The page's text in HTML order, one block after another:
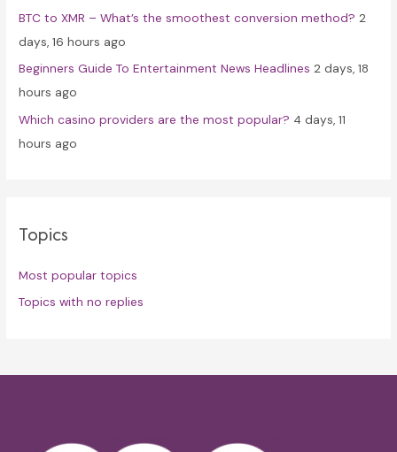
BTC to XMR – What’s the smoothest conversion method? 2
days, 16 hours ago
Beginners Guide To Entertainment News Headlines 2 days, 18
hours ago
Which casino providers are the most popular? 4 days, 11
hours ago
Topics
Most popular topics
Topics with no replies